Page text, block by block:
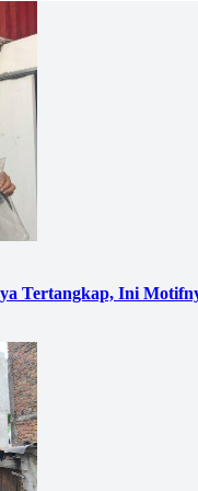
Tertangkap, Ini